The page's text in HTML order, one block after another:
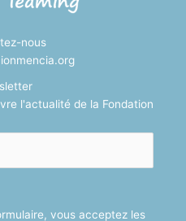
nous
l'actualité de la Fondation
vous acceptez les